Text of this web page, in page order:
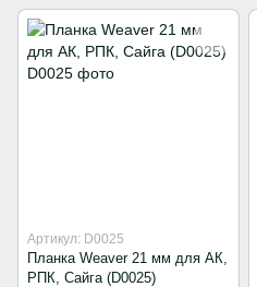
Артикул: D0025
Планка Weaver 21 мм для АК,
РПК, Сайга (D0025)